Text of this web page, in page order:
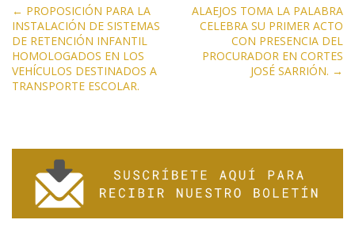
o
k
m p
p
ti
r
N
a
v
e
g
i
d
← PROPOSICIÓN PARA LA
INSTALACIÓN DE SISTEMAS
DE RETENCIÓN INFANTIL
HOMOLOGADOS EN LOS
VEHÍCULOS DESTINADOS A
TRANSPORTE ESCOLAR.
ALAEJOS TOMA LA PALABRA
CELEBRA SU PRIMER ACTO
CON PRESENCIA DEL
PROCURADOR EN CORTES
JOSÉ SARRIÓN. →